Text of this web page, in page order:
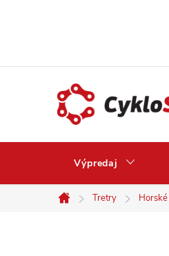
Výpredaj
Domov
Tretry Horské